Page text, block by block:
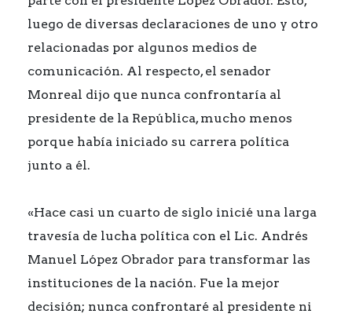
luego de diversas declaraciones de uno y otro
relacionadas por algunos medios de
comunicación. Al respecto, el senador
Monreal dijo que nunca confrontaría al
presidente de la República, mucho menos
porque había iniciado su carrera política
junto a él.
«Hace casi un cuarto de siglo inicié una larga
travesía de lucha política con el Lic. Andrés
Manuel López Obrador para transformar las
instituciones de la nación. Fue la mejor
decisión; nunca confrontaré al presidente ni